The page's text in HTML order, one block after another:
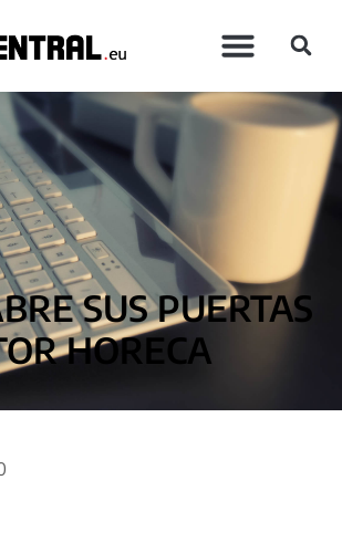
SUS PUERTAS
HORECA